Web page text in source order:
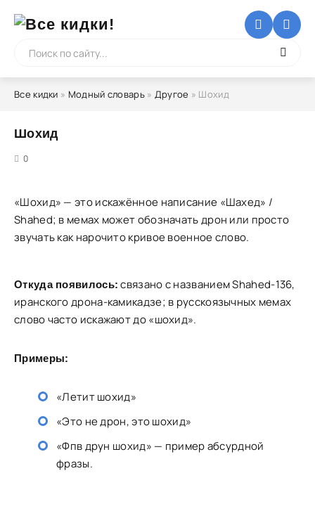
Все кидки » Модный словарь» Другое » Шохид
Шохид
0
«Шохид» — это искажённое написание «Шахед» /
Shahed; в мемах может обозначать дрон или просто
звучать как нарочито кривое военное слово.
Откуда появилось: связано с названием Shahed-136,
иранского дрона-камикадзе; в русскоязычных мемах
слово часто искажают до «шохид».
Примеры:
«Летит шохид»
«Это не дрон, это шохид»
«Фпв друн шохид» — пример абсурдной
фразы.